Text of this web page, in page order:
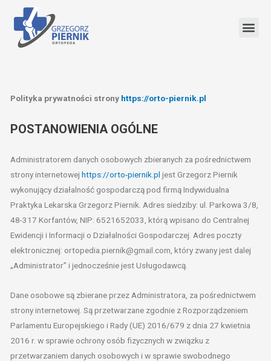
Polityka prywatności strony https://orto-piernik.pl
POSTANOWIENIA OGÓLNE
Administratorem danych osobowych zbieranych za pośrednictwem
strony internetowejhttps://orto-piernik.pl jest Grzegorz Piernik
wykonujący działalność gospodarczą pod firmą Indywidualna
Praktyka Lekarska Grzegorz Piernik. Adres siedziby: ul. Parkowa 3/8,
48-317 Korfantów, NIP: 6521652033, którą wpisano do Centralnej
Ewidencji i Informacji o Działalności Gospodarczej. Adres poczty
elektronicznej: ortopedia.piernik@gmail.com, który zwany jest dalej
„Administrator” i jednocześnie jest Usługodawcą.
Dane osobowe są zbierane przez Administratora, za pośrednictwem
strony internetowej. Są przetwarzane zgodnie z Rozporządzeniem
Parlamentu Europejskiego i Rady (UE) 2016/679 z dnia 27 kwietnia
2016 r. w sprawie ochrony osób fizycznych w związku z
przetwarzaniem danych osobowych i w sprawie swobodnego